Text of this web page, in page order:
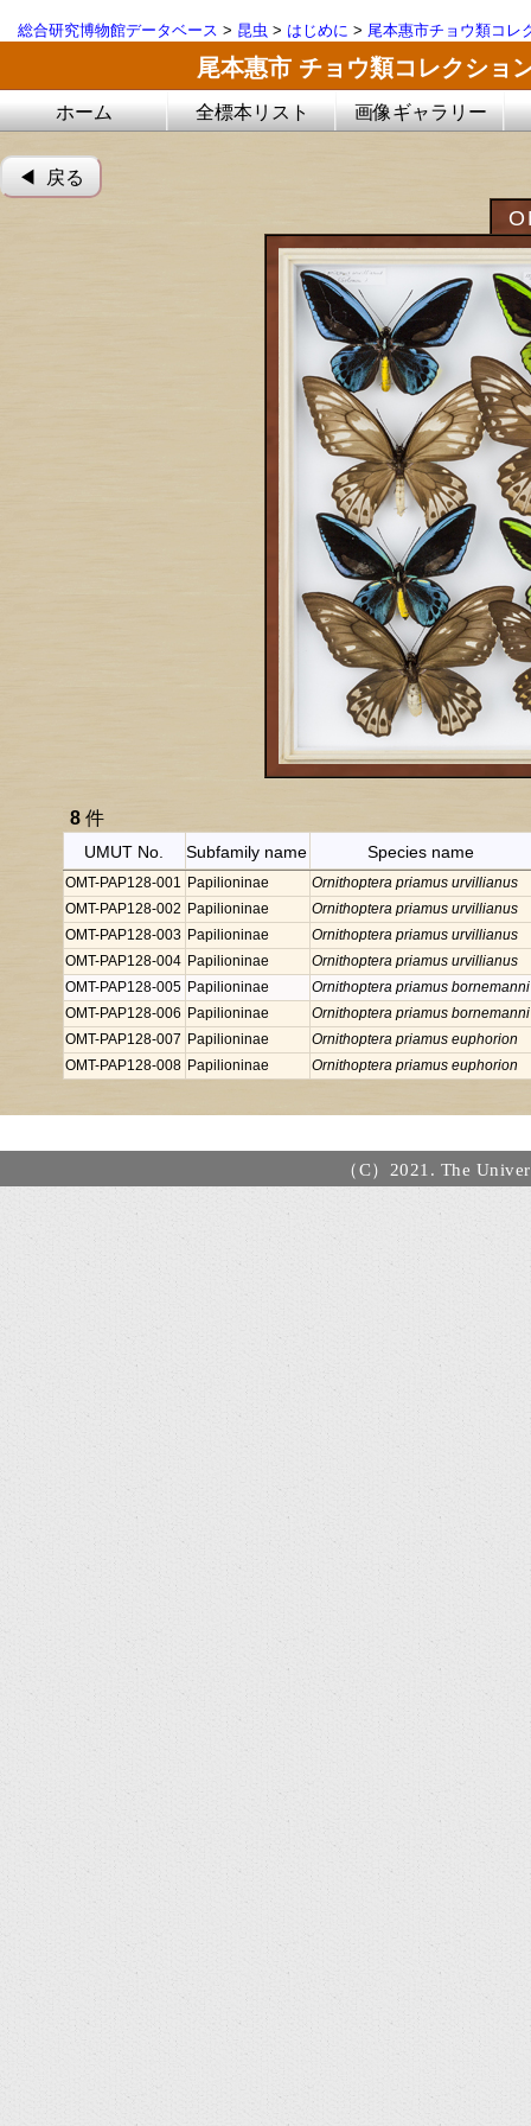
総合研究博物館データベース > 昆虫 > はじめに > 尾本惠市チョウ類コレ
尾本惠市 チョウ類コレクショ
ホーム 全標本リスト 画像ギャラリー
◀︎ 戻る
8 件
UMUT No. Subfamily name Species name
OMT-PAP128-001 Papilioninae
Ornithoptera priamus urvillianus
OMT-PAP128-002 Papilioninae
Ornithoptera priamus urvillianus
OMT-PAP128-003 Papilioninae
Ornithoptera priamus urvillianus
OMT-PAP128-004 Papilioninae
Ornithoptera priamus urvillianus
OMT-PAP128-005 Papilioninae
Ornithoptera priamus bornemanni
OMT-PAP128-006 Papilioninae
Ornithoptera priamus bornemanni
OMT-PAP128-007 Papilioninae
Ornithoptera priamus euphorion
OMT-PAP128-008 Papilioninae Ornithoptera priamus euphorion
（C）2021. The